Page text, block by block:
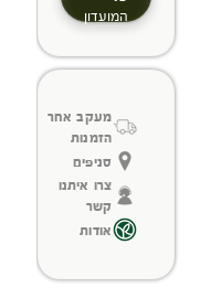
המועדון
מעקב אחר
הזמנות
סניפים
צרו איתנו
קשר
אודות